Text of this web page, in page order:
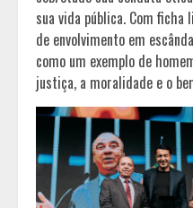
sua vida pública. Com
de envolvimento em
como um exemplo de
justiça, a moralidade e o